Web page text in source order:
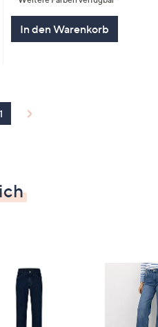
In den Warenkorb
1